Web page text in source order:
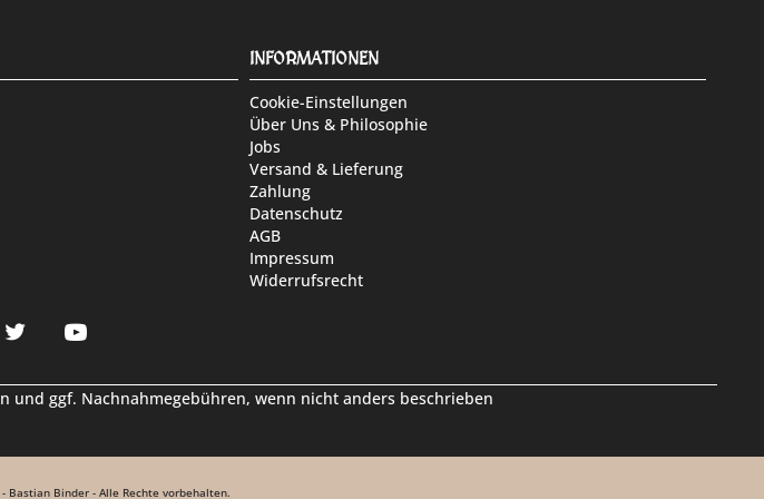
INFORMATIONEN
Cookie-Einstellungen
Über Uns & Philosophie
Jobs
Versand & Lieferung
Zahlung
Datenschutz
AGB
Impressum
Widerrufsrecht
und ggf. Nachnahmegebühren, wenn nicht anders beschrieben
Binder - Alle Rechte vorbehalten.